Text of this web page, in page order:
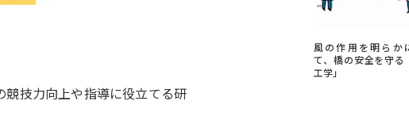
大学で学べる内容や特徴を調べる
技力向上や指導に役立てる研
風の作用を明らか
て、橋の安全を守る
工学」